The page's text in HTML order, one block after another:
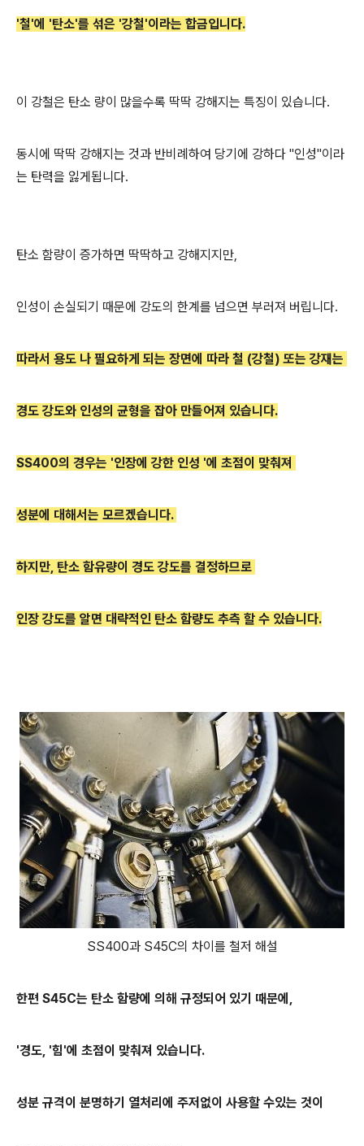
'철'에 '탄소'를 섞은 '강철'이라는 합금입니다.
이 강철은 탄소 량이 많을수록 딱딱 강해지는 특징이 있습니다.
동시에 딱딱 강해지는 것과 반비례하여 당기에 강하다 "인성"이라
는 탄력을 잃게됩니다.
탄소 함량이 증가하면 딱딱하고 강해지지만,
인성이 손실되기 때문에 강도의 한계를 넘으면 부러져 버립니다.
따라서 용도 나 필요하게 되는 장면에 따라 철 (강철) 또는 강재는
경도 강도와 인성의 균형을 잡아 만들어져 있습니다.
SS400의 경우는 '인장에 강한 인성 '에 초점이 맞춰져
성분에 대해서는 모르겠습니다.
하지만, 탄소 함유량이 경도 강도를 결정하므로
인장 강도를 알면 대략적인 탄소 함량도 추측 할 수 있습니다.
SS400과 S45C의 차이를 철저 해설
한편 S45C는 탄소 함량에 의해 규정되어 있기 때문에,
'경도, '힘'에 초점이 맞춰져 있습니다.
성분 규격이 분명하기 열처리에 주저없이 사용할 수있는 것이